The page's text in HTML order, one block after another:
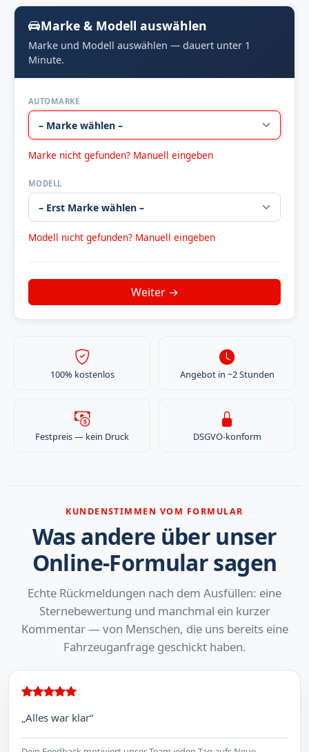
Marke & Modell auswählen
Marke und Modell auswählen — dauert unter 1
Minute.
AUTOMARKE
Marke nicht gefunden? Manuell eingeben
MODELL
Modell nicht gefunden? Manuell eingeben
100% kostenlos Angebot in ~2 Stunden
Festpreis — kein Druck DSGVO-konform
KUNDENSTIMMEN VOM FORMULAR
Was andere über unser
Online-Formular sagen
Echte Rückmeldungen nach dem Ausfüllen: eine
Sternebewertung und manchmal ein kurzer
Kommentar — von Menschen, die uns bereits eine
Fahrzeuganfrage geschickt haben.
„Alles war klar“